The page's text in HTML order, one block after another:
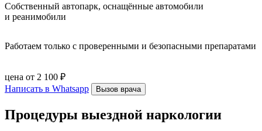
Собственный автопарк, оснащённые автомобили
и реанимобили
Работаем только с проверенными и безопасными препаратами
цена от 2 100 ₽
Написать в Whatsapp
Вызов врача
Процедуры выездной наркологии